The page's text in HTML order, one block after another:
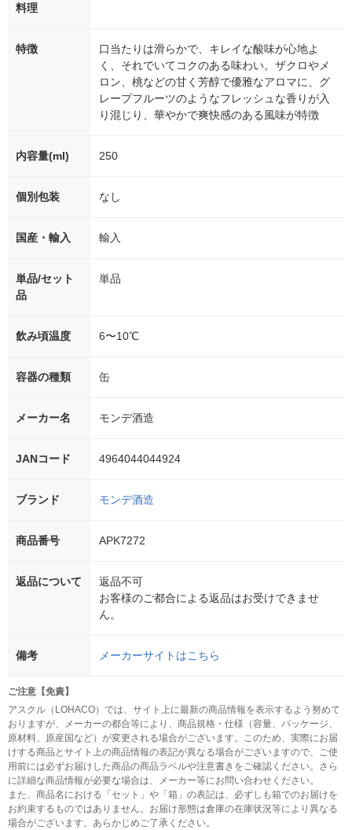
料理
特徴
口当たりは滑らかで、キレイな酸味が心地よ
く、それでいてコクのある味わい。ザクロやメ
ロン、桃などの甘く芳醇で優雅なアロマに、グ
レープフルーツのようなフレッシュな香りが入
り混じり、華やかで爽快感のある風味が特徴
内容量(ml) 250
個別包装 なし
国産・輸入 輸入
単品/セット
品
単品
飲み頃温度 6〜10℃
容器の種類 缶
メーカー名 モンデ酒造
JANコード 4964044044924
ブランド モンデ酒造
商品番号 APK7272
返品について
返品不可
お客様のご都合による返品はお受けできませ
ん。
備考 メーカーサイトはこちら
ご注意【免責】
アスクル（LOHACO）では、サイト上に最新の商品情報を表示するよう努めて
おりますが、メーカーの都合等により、商品規格・仕様（容量、パッケージ、
原材料、原産国など）が変更される場合がございます。このため、実際にお届
けする商品とサイト上の商品情報の表記が異なる場合がございますので、ご使
用前には必ずお届けした商品の商品ラベルや注意書きをご確認ください。さら
に詳細な商品情報が必要な場合は、メーカー等にお問い合わせください。
また、商品名における「セット」や「箱」の表記は、必ずしも箱でのお届けを
お約束するものではありません。お届け形態は倉庫の在庫状況等により異なる
場合がございます。あらかじめご了承ください。